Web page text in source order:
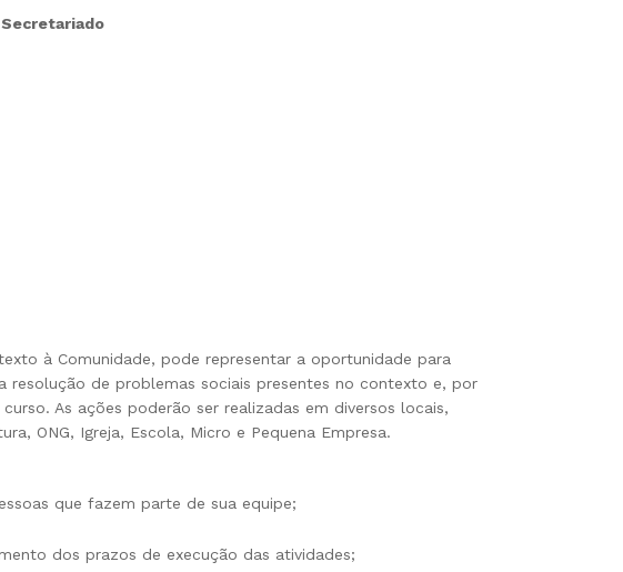
à Comunidade, pode representar a oportunidade para
de problemas sociais presentes no contexto e, por
As ações poderão ser realizadas em diversos locais,
ONG, Igreja, Escola, Micro e Pequena Empresa.
que fazem parte de sua equipe;
dos prazos de execução das atividades;